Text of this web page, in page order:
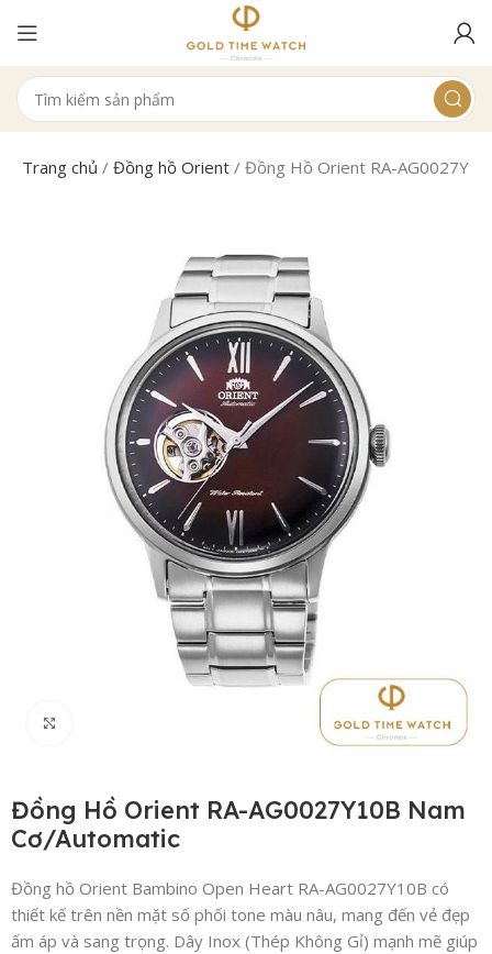
Trang chủ /Đồng hồ Orient /Đồng Hồ Orient RA-
Đồng Hồ Orient RA-AG0027Y10B Nam
Cơ/Automatic
Đồng hồ Orient Bambino Open Heart RA-AG0027Y10B có
thiết kế trên nền mặt số phối tone màu nâu, mang đến vẻ đẹp
ấm áp và sang trọng. Dây Inox (Thép Không Gỉ) mạnh mẽ giúp